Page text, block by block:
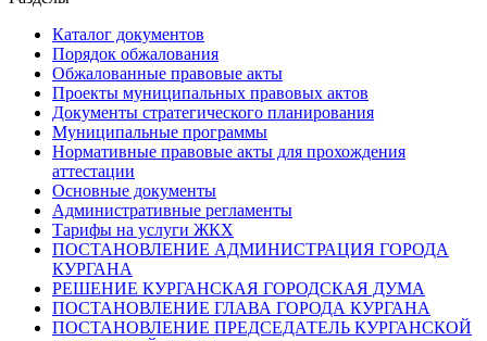
Каталог документов
Порядок обжалования
Обжалованные правовые акты
Проекты муниципальных правовых актов
Документы стратегического планирования
Муниципальные программы
Нормативные правовые акты для прохождения
аттестации
Основные документы
Административные регламенты
Тарифы на услуги ЖКХ
ПОСТАНОВЛЕНИЕ АДМИНИСТРАЦИЯ ГОРОДА
КУРГАНА
РЕШЕНИЕ КУРГАНСКАЯ ГОРОДСКАЯ ДУМА
ПОСТАНОВЛЕНИЕ ГЛАВА ГОРОДА КУРГАНА
ПОСТАНОВЛЕНИЕ ПРЕДСЕДАТЕЛЬ КУРГАНСКОЙ